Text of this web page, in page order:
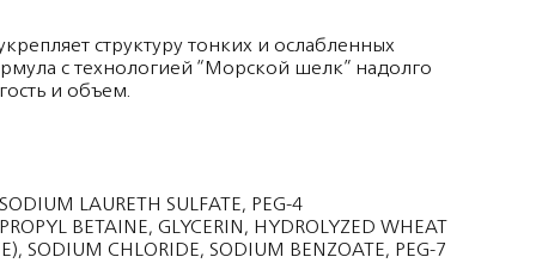
структуру тонких и ослабленных
c технологией “Морской шелк” надолго
и объем.
LAURETH SULFATE, PEG-4
BETAINE, GLYCERIN, HYDROLYZED WHEAT
SODIUM CHLORIDE, SODIUM BENZOATE, PEG-7